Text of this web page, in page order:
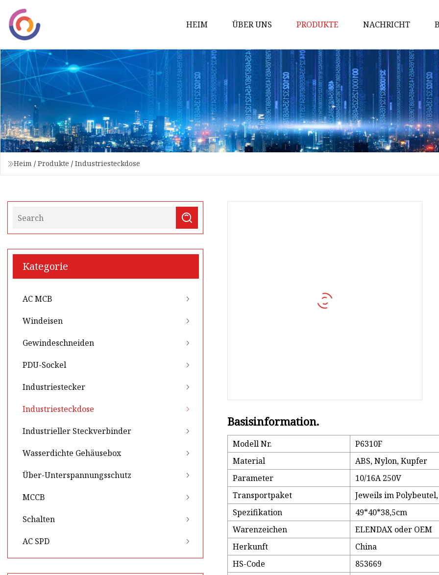
HEIM ÜBER UNS PRODUKTE
AC MCB
Windeisen
Gewindeschneiden
PDU-Sockel
Industriestecker
Industriesteckdose
Über-Unterspannungsschutz
NACHRICHT
Heim / Produkte / Industriesteckdose
Kategorie
AC MCB
Windeisen
Gewindeschneiden
PDU-Sockel
Industriestecker
Industriesteckdose
Industrieller Steckverbinder
Wasserdichte Gehäusebox
Über-Unterspannungsschutz
MCCB
Schalten
AC SPD
Basisinformation.
Modell Nr.
P6310F
Material
ABS, Nylon, Kupfer
Parameter
10/16A 250V
Transportpaket
Jeweils im
Spezifikation
49*40*38,5cm
Warenzeichen
ELENDAX oder OEM
Herkunft
China
HS-Code
853669